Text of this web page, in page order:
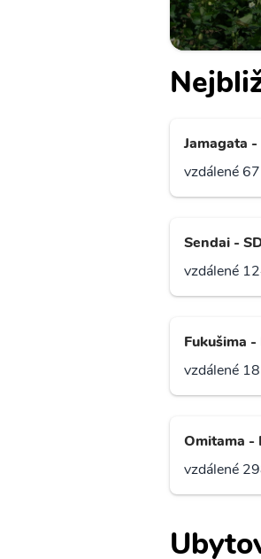
Jamagata -
vzdálené
Sendai -
vzdálené
Fukušima -
vzdálené
Omitama -
vzdálené